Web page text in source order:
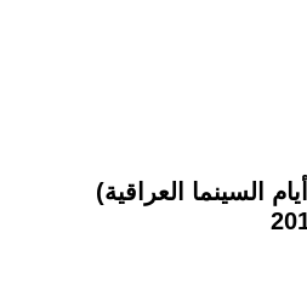
(مهرجان أيام السينما العراقية )اول مهرجان